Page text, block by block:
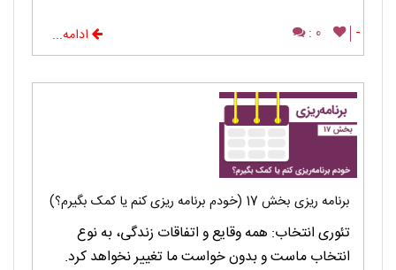
-
0 : ادامه...
برنامه ریزی بخش 17 (خودم برنامه ریزی کنم یا کمک بگیرم؟)
تئوری انتخاب: همه وقایع و اتفاقات زندگی، به نوع
انتخاب ماست و بدون خواست ما تغییر نخواهد کرد.